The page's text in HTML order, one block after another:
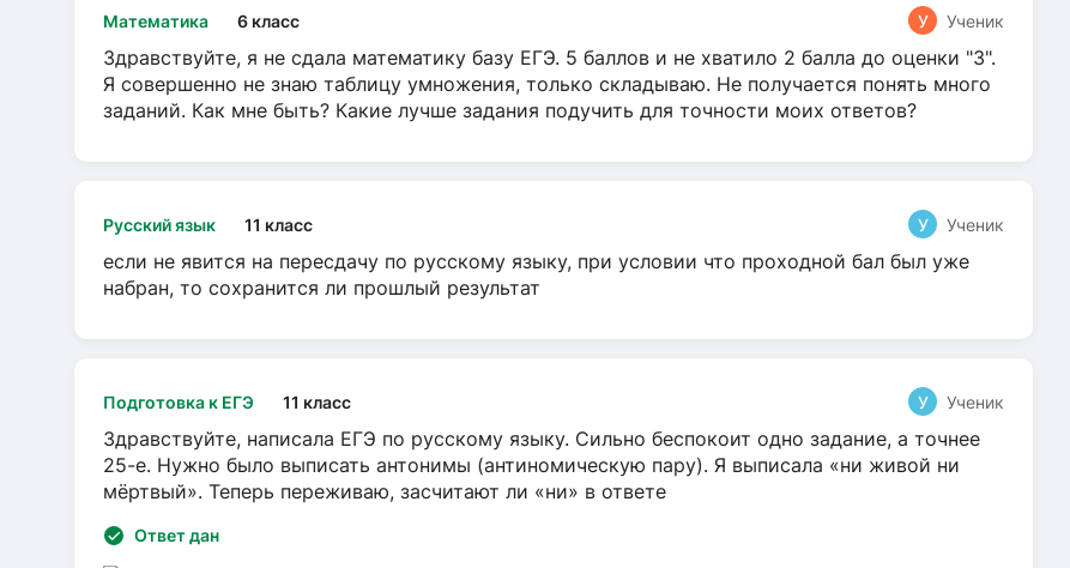
Математика 6 класс У Ученик
Здравствуйте, я не сдала математику базу ЕГЭ. 5 баллов и не хватило 2 балла до оценки "3".
Я совершенно не знаю таблицу умножения, только складываю. Не получается понять много
заданий. Как мне быть? Какие лучше задания подучить для точности моих ответов?
Русский язык 11 класс У Ученик
если не явится на пересдачу по русскому языку, при условии что проходной бал был уже
набран, то сохранится ли прошлый результат
Подготовка к ЕГЭ 11 класс У Ученик
Здравствуйте, написала ЕГЭ по русскому языку. Сильно беспокоит одно задание, а точнее
25-е. Нужно было выписать антонимы (антиномическую пару). Я выписала «ни живой ни
мёртвый». Теперь переживаю, засчитают ли «ни» в ответе
Ответ дан